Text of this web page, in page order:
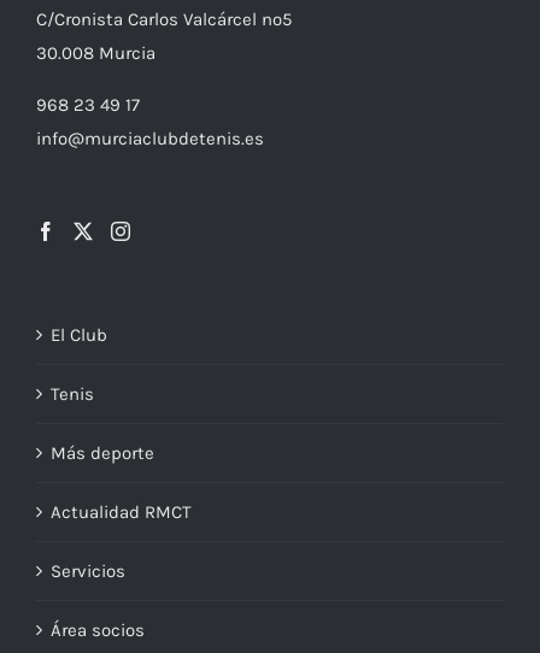
C/Cronista Carlos Valcárcel nº5
30.008 Murcia
968 23 49 17
info@murciaclubdetenis.es
El Club
Tenis
Más deporte
Actualidad RMCT
Servicios
Área socios